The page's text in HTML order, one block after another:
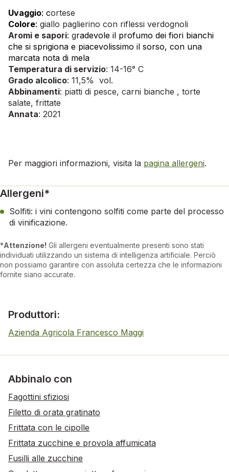
Uvaggio: cortese
Colore: giallo paglierino con riflessi verdognoli
Aromi e sapori: gradevole il profumo dei fiori bianchi
che si sprigiona e piacevolissimo il sorso, con una
marcata nota di mela
Temperatura di servizio: 14-16° C
Grado alcolico: 11,5% vol.
Abbinamenti: piatti di pesce, carni bianche , torte
salate, frittate
Annata: 2021
Per maggiori informazioni, visita la pagina allergeni.
Allergeni*
Solfiti: i vini contengono solfiti come parte del processo
di vinificazione.
*Attenzione! Gli allergeni eventualmente presenti sono stati
individuati utilizzando un sistema di intelligenza artificiale. Perciò
non possiamo garantire con assoluta certezza che le informazioni
fornite siano accurate.
Produttori:
Azienda Agricola Francesco Maggi
Abbinalo con
Fagottini sfiziosi
Filetto di orata gratinato
Frittata con le cipolle
Frittata zucchine e provola affumicata
Fusilli alle zucchine